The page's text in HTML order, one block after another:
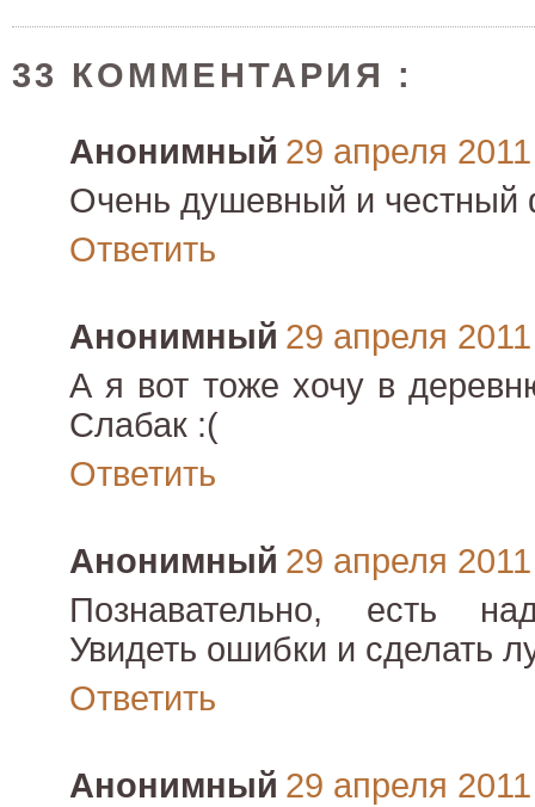
33 КОММЕНТАРИЯ :
Анонимный 29 апреля 2011
Очень душевный и
Ответить
Анонимный 29 апреля 2011
А я вот тоже хочу в
Слабак :(
Ответить
Анонимный 29 апреля 2011
Познавательно, есть
Увидеть ошибки и сделать
Ответить
Анонимный 29 апреля 2011